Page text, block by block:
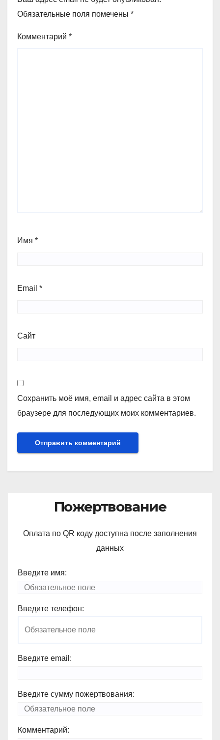
Обязательные поля помечены *
Комментарий *
Имя *
Email *
Сайт
Сохранить моё имя, email и адрес сайта в этом
браузере для последующих моих комментариев.
Пожертвование
Оплата по QR коду доступна после заполнения
данных
Введите имя:
Введите телефон:
Введите email:
Введите сумму пожертвования:
Комментарий: